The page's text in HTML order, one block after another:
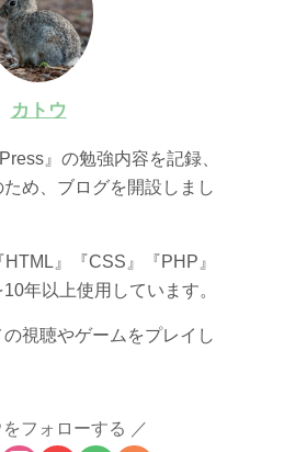
カトウ
』の勉強内容を記録、
め、ブログを開設しまし
HTML』『CSS』『PHP』
年以上使用しています。
視聴やゲームをプレイし
をフォローする